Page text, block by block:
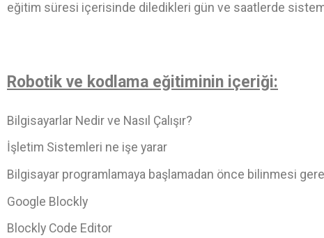
eğitim süresi içerisinde diledikleri gün ve saatlerde
Robotik ve kodlama eğitiminin içeriği:
Bilgisayarlar Nedir ve Nasıl Çalışır?
İşletim Sistemleri ne işe yarar
Bilgisayar programlamaya başlamadan önce bilinmesi
Google Blockly
Blockly Code Editor